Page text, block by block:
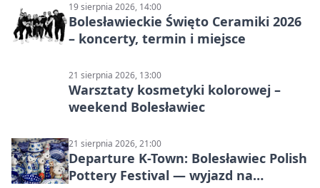
19 sierpnia 2026, 14:00
Bolesławieckie Święto Ceramiki 2026
– koncerty, termin i miejsce
21 sierpnia 2026, 13:00
Warsztaty kosmetyki kolorowej –
weekend Bolesławiec
21 sierpnia 2026, 21:00
Departure K-Town: Bolesławiec Polish
Pottery Festival — wyjazd na